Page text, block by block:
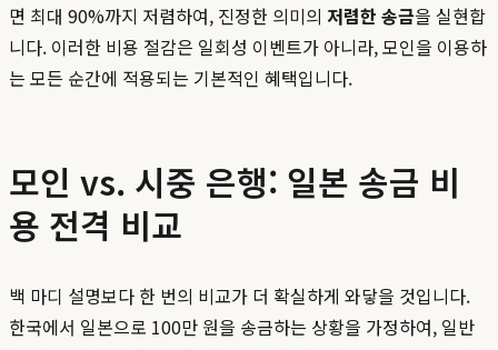
면 최대 90%까지 저렴하여, 진정한 의미의 저렴한 송금을 실현합
니다. 이러한 비용 절감은 일회성 이벤트가 아니라, 모인을 이용하
는 모든 순간에 적용되는 기본적인 혜택입니다.
모인 vs. 시중 은행: 일본 송금 비
용 전격 비교
백 마디 설명보다 한 번의 비교가 더 확실하게 와닿을 것입니다.
한국에서 일본으로 100만 원을 송금하는 상황을 가정하여, 일반